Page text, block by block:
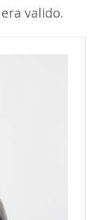
valido.